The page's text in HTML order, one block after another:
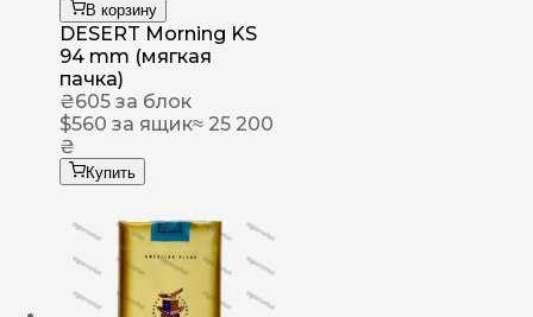
В корзину
DESERT Morning KS
94 mm (мягкая
пачка)
₴605 за блок
$560 за ящик≈ 25 200
₴
Купить